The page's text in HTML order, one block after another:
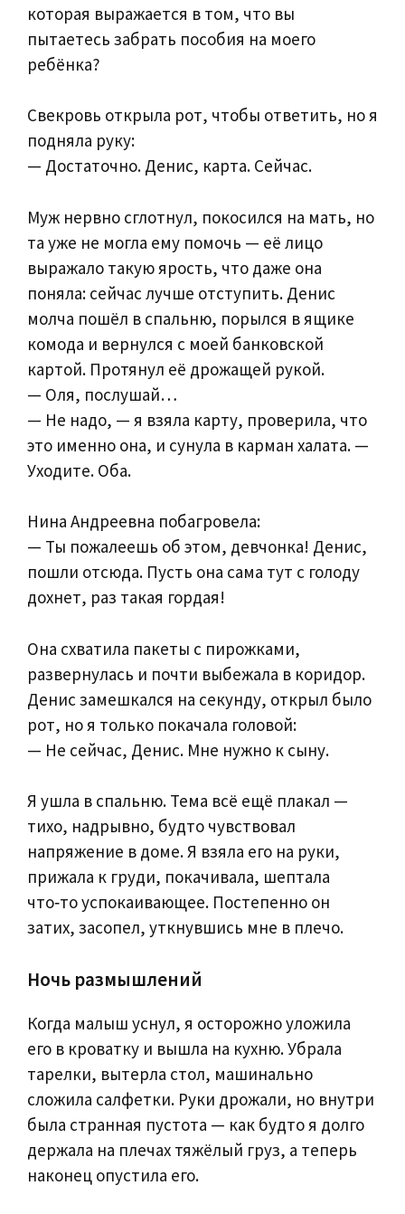
которая выражается в том, что вы
пытаетесь забрать пособия на моего
ребёнка?
Свекровь открыла рот, чтобы ответить, но я
подняла руку:
— Достаточно. Денис, карта. Сейчас.
Муж нервно сглотнул, покосился на мать, но
та уже не могла ему помочь — её лицо
выражало такую ярость, что даже она
поняла: сейчас лучше отступить. Денис
молча пошёл в спальню, порылся в ящике
комода и вернулся с моей банковской
картой. Протянул её дрожащей рукой.
— Оля, послушай…
— Не надо, — я взяла карту, проверила, что
это именно она, и сунула в карман халата. —
Уходите. Оба.
Нина Андреевна побагровела:
— Ты пожалеешь об этом, девчонка! Денис,
пошли отсюда. Пусть она сама тут с голоду
дохнет, раз такая гордая!
Она схватила пакеты с пирожками,
развернулась и почти выбежала в коридор.
Денис замешкался на секунду, открыл было
рот, но я только покачала головой:
— Не сейчас, Денис. Мне нужно к сыну.
Я ушла в спальню. Тема всё ещё плакал —
тихо, надрывно, будто чувствовал
напряжение в доме. Я взяла его на руки,
прижала к груди, покачивала, шептала
что‑то успокаивающее. Постепенно он
затих, засопел, уткнувшись мне в плечо.
Ночь размышлений
Когда малыш уснул, я осторожно уложила
его в кроватку и вышла на кухню. Убрала
тарелки, вытерла стол, машинально
сложила салфетки. Руки дрожали, но внутри
была странная пустота — как будто я долго
держала на плечах тяжёлый груз, а теперь
наконец опустила его.